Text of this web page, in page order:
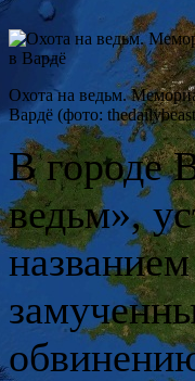
Охота на ведьм.
Вардё (фото:
В городе
ведьм»,